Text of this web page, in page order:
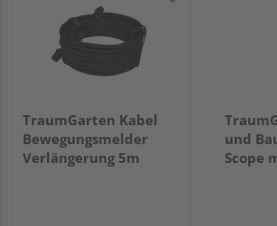
TraumGarten Kabel
Bewegungsmelder
Verlängerung 5m
und
Scope